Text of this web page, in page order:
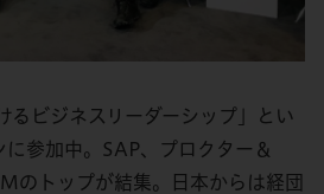
るビジネスリーダーシップ」とい
参加中。SAP、プロクター＆
のトップが結集。日本からは経団